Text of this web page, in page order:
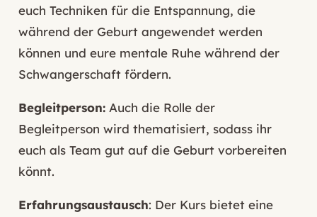
euch Techniken für die Entspannung, die
während der Geburt angewendet werden
können und eure mentale Ruhe während der
Schwangerschaft fördern.
Begleitperson:Auch die Rolle der
Begleitperson wird thematisiert, sodass ihr
euch als Team gut auf die Geburt vorbereiten
könnt.
Erfahrungsaustausch: Der Kurs bietet eine